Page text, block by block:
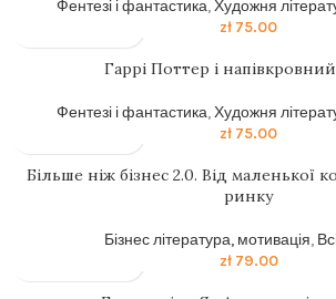
Фентезі і фантастика,Художня
zł 75.00
Гаррi Поттер i
Фентезі і фантастика,Художня
zł 75.00
Більше ніж бізнес 2.0. Від маленької
ринку
Бізнес література, мотивація,
zł79.00